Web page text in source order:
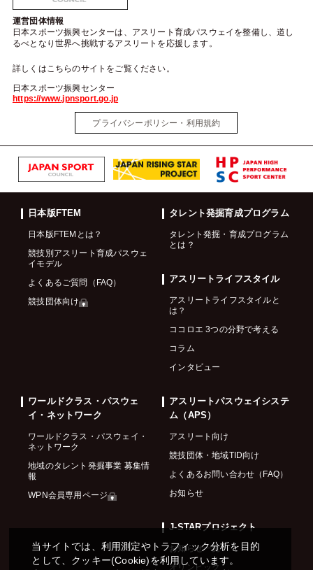
当サイトでは、利用測定やトラフィック分析を目的
として、クッキー(Cookie)を利用しています。
運営団体情報
日本スポーツ振興センターは、アスリート育成パスウェイを整備し、道し
るべとなり世界へ挑戦するアスリートを応援します。
詳しくはこちらのサイトをご覧ください。
日本スポーツ振興センター
https://www.jpnsport.go.jp
プライバシーポリシー・利用規約
日本版FTEM
日本版FTEMとは？
競技別アスリート育成パスウェ
イモデル
よくあるご質問（FAQ）
競技団体向け
タレント発掘育成プログラム
タレント発掘・育成プログラム
とは？
アスリートライフスタイル
アスリートライフスタイルと
は？
ココロエ 3つの分野で考える
コラム
インタビュー
ワールドクラス・パスウェ
イ・ネットワーク
ワールドクラス・パスウェイ・
ネットワーク
地域のタレント発掘事業 募集情
報
WPN会員専用ページ
アスリートパスウェイシステ
ム（APS）
アスリート向け
競技団体・地域TID向け
よくあるお問い合わせ（FAQ）
お知らせ
J-STARプロジェクト
お知らせ一覧
オリンピック